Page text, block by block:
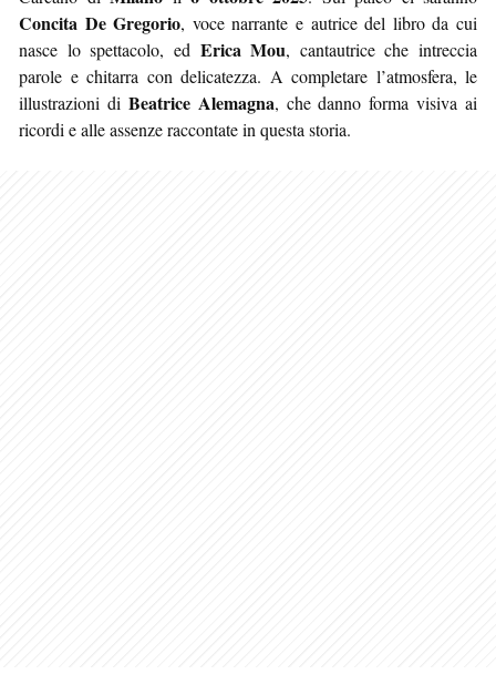
Concita De Gregorio, voce narrante e autrice del libro da cui
nasce lo spettacolo, ed Erica Mou, cantautrice che intreccia
parole e chitarra con delicatezza. A completare l’atmosfera, le
illustrazioni di Beatrice Alemagna, che danno forma visiva ai
ricordi e alle assenze raccontate in questa storia.